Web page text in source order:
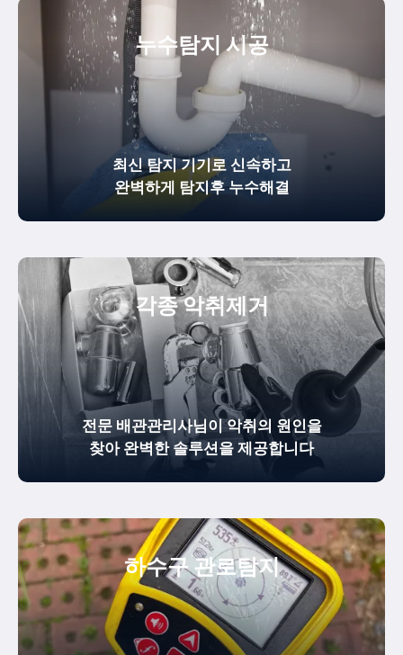
누수탐지 시공
최신 탐지 기기로 신속하고
완벽하게 탐지후 누수해결
각종 악취제거
전문 배관관리사님이 악취의 원인을
찾아 완벽한 솔루션을 제공합니다
하수구 관로탐지